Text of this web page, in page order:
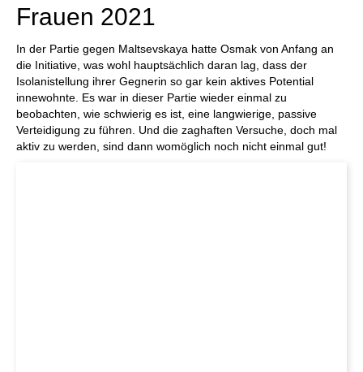
Frauen 2021
In der Partie gegen Maltsevskaya hatte Osmak von Anfang an
die Initiative, was wohl hauptsächlich daran lag, dass der
Isolanistellung ihrer Gegnerin so gar kein aktives Potential
innewohnte. Es war in dieser Partie wieder einmal zu
beobachten, wie schwierig es ist, eine langwierige, passive
Verteidigung zu führen. Und die zaghaften Versuche, doch mal
aktiv zu werden, sind dann womöglich noch nicht einmal gut!